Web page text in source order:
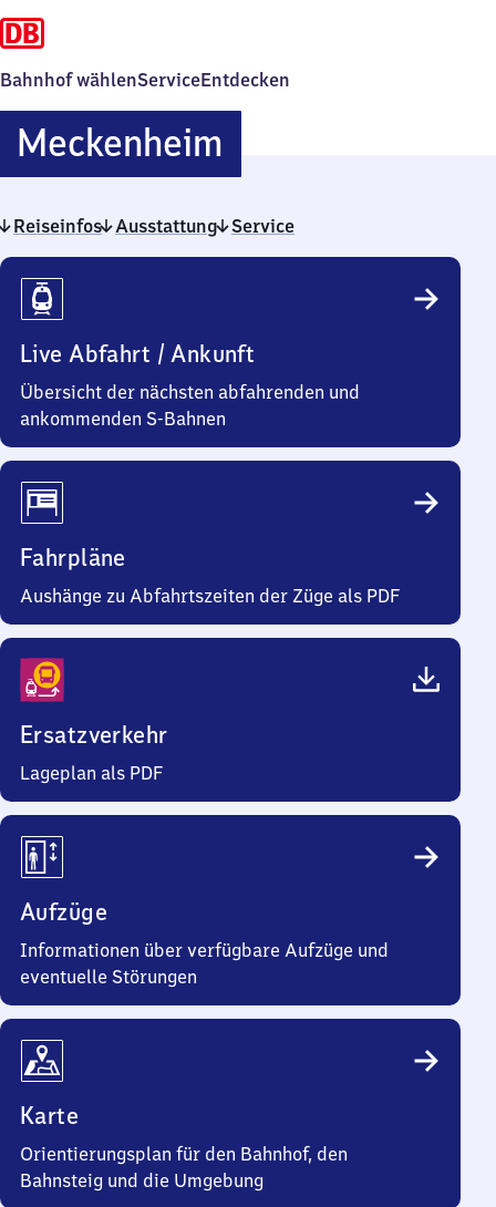
Bahnhof wählenServiceEntdecken
MeckenheimMeckenheim
Reiseinfos Ausstattung Service
Reiseinfos
Live Abfahrt / Ankunft
Übersicht der nächsten abfahrenden und
ankommenden S-Bahnen
Fahrpläne
Aushänge zu Abfahrtszeiten der Züge als PDF
Ersatzverkehr
Lageplan als PDF
Aufzüge
Informationen über verfügbare Aufzüge und
eventuelle Störungen
Karte
Orientierungsplan für den Bahnhof, den
Bahnsteig und die Umgebung